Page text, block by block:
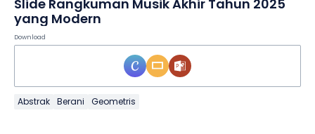
Slide Rangkuman Musik Akhir Tahun 2025
yang Modern
Download
Abstrak Berani Geometris